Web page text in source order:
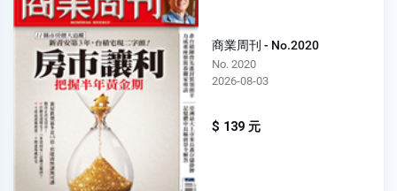
商業周刊 - No.2020
No. 2020
2026-08-03
$ 139 元